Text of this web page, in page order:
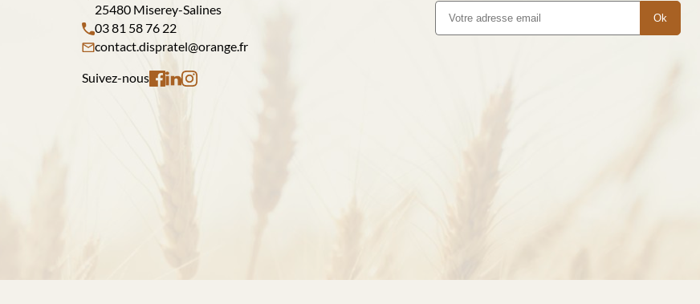
25480 Miserey-Salines
03 81 58 76 22
contact.dispratel@orange.fr
Suivez-nous
Ok